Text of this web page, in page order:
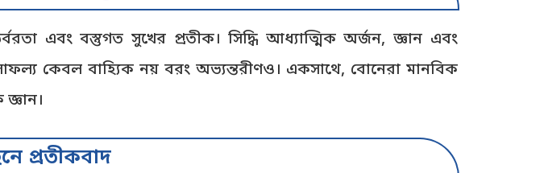
এবং বস্তুগত সুখের প্রতীক। সিদ্ধি আধ্যাত্মিক অর্জন, জ্ঞান এবং
কেবল বাহ্যিক নয় বরং অভ্যন্তরীণও। একসাথে, বোনেরা মানবিক
প্রতীকবাদ